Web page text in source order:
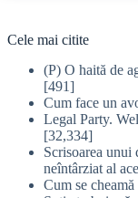
Cele mai citite
(P) O haită de
[491]
Cum face un
Legal Party.
[32,334]
Scrisoarea unui
neîntârziat al
Cum se